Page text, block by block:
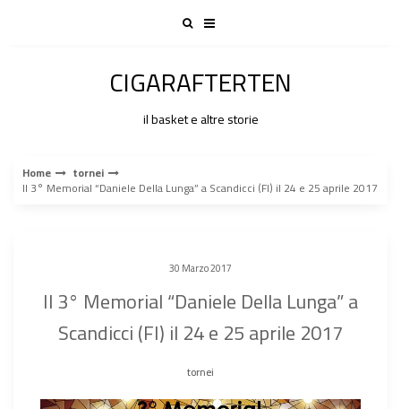
CIGARAFTERTEN
il basket e altre storie
Home tornei
Il 3° Memorial “Daniele Della Lunga” a Scandicci (FI) il 24 e 25 aprile 2017
30 Marzo 2017
Il 3° Memorial “Daniele Della Lunga” a
Scandicci (FI) il 24 e 25 aprile 2017
tornei